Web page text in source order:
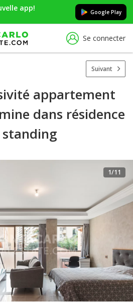
app! Google Play
Se connecter
Suivant
appartement
dans résidence
standing
1/11